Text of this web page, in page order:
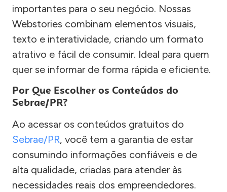
importantes para o seu negócio. Nossas
Webstories combinam elementos visuais,
texto e interatividade, criando um formato
atrativo e fácil de consumir. Ideal para quem
quer se informar de forma rápida e eficiente.
Por Que Escolher os Conteúdos do
Sebrae/PR?
Ao acessar os conteúdos gratuitos do
Sebrae/PR, você tem a garantia de estar
consumindo informações confiáveis e de
alta qualidade, criadas para atender às
necessidades reais dos empreendedores.